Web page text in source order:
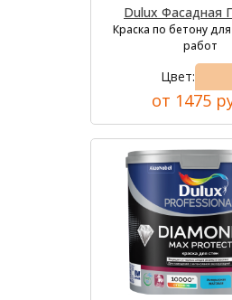
Dulux Фасадная
Краска по бетону
работ
Цвет:
от 1475